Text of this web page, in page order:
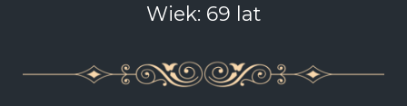
Wiek: 69 lat